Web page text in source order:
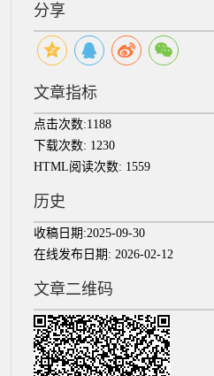
分享
文章指标
点击次数:1188
下载次数: 1230
HTML阅读次数: 1559
历史
收稿日期:2025-09-30
在线发布日期: 2026-02-12
文章二维码